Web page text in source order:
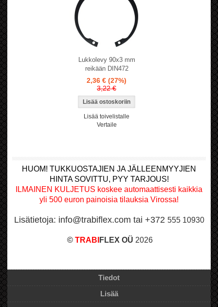
Lukkolevy 90x3 mm
reikään DIN472
2,36 € (27%)
3,22 €
Lisää toivelistalle
Vertaile
HUOM! TUKKUOSTAJIEN JA JÄLLEENMYYJIEN
HINTA SOVITTU, PYY TARJOUS!
ILMAINEN KULJETUS koskee automaattisesti kaikkia
yli 500 euron painoisia tilauksia Virossa!
Lisätietoja: info@trabiflex.com tai +372 555 10930
© TRABI FLEX OÜ 2026
Tiedot
Lisää